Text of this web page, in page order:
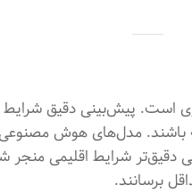
پیش‌بینی دقیق شرایط
باشند. مدل‌های هوش مصنوعی
شرایط اقلیمی منجر
برسانند.